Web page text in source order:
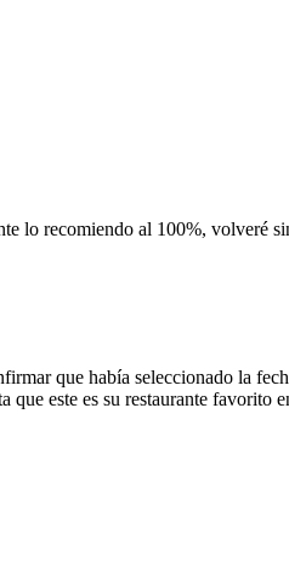
lo recomiendo al 100%, volveré
que había seleccionado la
este es su restaurante favorito